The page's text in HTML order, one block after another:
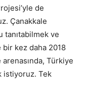
de
Çanakkale
ve
bir kez daha 2018
arenasında, Türkiye
istiyoruz. Tek